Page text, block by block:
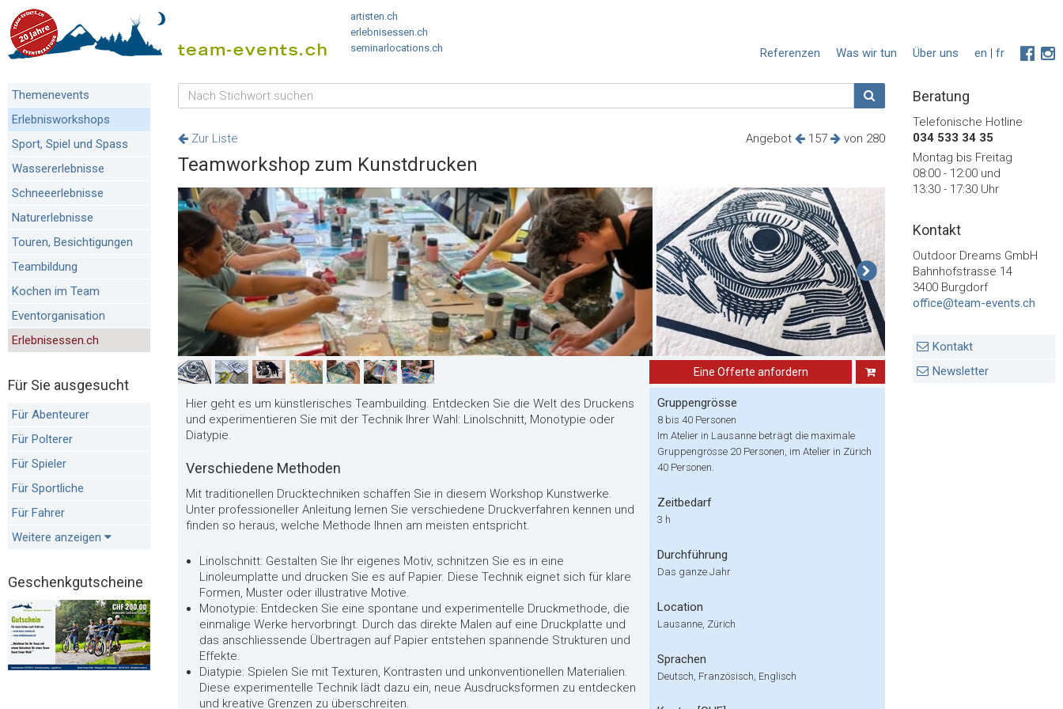
artisten.ch
erlebnisessen.ch
seminarlocations.ch
en | fr
Über uns
Was wir tun
Referenzen
Themenevents
Erlebnisworkshops
Sport, Spiel und Spass
Wassererlebnisse
Schneeerlebnisse
Naturerlebnisse
Touren, Besichtigungen
Teambildung
Kochen im Team
Eventorganisation
Erlebnisessen.ch
Für Sie ausgesucht
Für Abenteurer
Für Polterer
Für Spieler
Für Sportliche
Für Fahrer
Weitere anzeigen
Geschenkgutscheine
Angebot 157 von 280
Zur Liste
Teamworkshop zum Kunstdrucken
Eine Offerte anfordern
Hier geht es um künstlerisches Teambuilding. Entdecken Sie die Welt des Druckens
und experimentieren Sie mit der Technik Ihrer Wahl: Linolschnitt, Monotypie oder
Diatypie.
Verschiedene Methoden
Mit traditionellen Drucktechniken schaffen Sie in diesem Workshop Kunstwerke.
Unter professioneller Anleitung lernen Sie verschiedene Druckverfahren kennen und
finden so heraus, welche Methode Ihnen am meisten entspricht.
Linolschnitt: Gestalten Sie Ihr eigenes Motiv, schnitzen Sie es in eine
Linoleumplatte und drucken Sie es auf Papier. Diese Technik eignet sich für klare
Formen, Muster oder illustrative Motive.
Monotypie: Entdecken Sie eine spontane und experimentelle Druckmethode, die
einmalige Werke hervorbringt. Durch das direkte Malen auf eine Druckplatte und
das anschliessende Übertragen auf Papier entstehen spannende Strukturen und
Effekte.
Diatypie: Spielen Sie mit Texturen, Kontrasten und unkonventionellen Materialien.
Diese experimentelle Technik lädt dazu ein, neue Ausdrucksformen zu entdecken
und kreative Grenzen zu überschreiten.
Gruppengrösse
8 bis 40 Personen
Im Atelier in Lausanne beträgt die maximale
Gruppengrösse 20 Personen, im Atelier in Zürich
40 Personen.
Zeitbedarf
3 h
Durchführung
Das ganze Jahr
Location
Lausanne, Zürich
Sprachen
Deutsch, Französisch, Englisch
Beratung
Telefonische Hotline
034 533 34 35
Montag bis Freitag
08:00 - 12:00 und
13:30 - 17:30 Uhr
Kontakt
Outdoor Dreams GmbH
Bahnhofstrasse 14
3400 Burgdorf
office@team-events.ch
Kontakt
Newsletter